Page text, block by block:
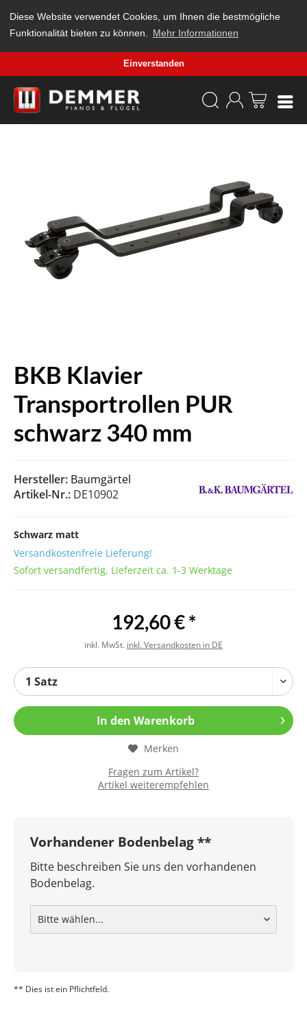
Diese Website verwendet Cookies, um Ihnen die bestmögliche
Funktionalität bieten zu können.
Mehr Informationen
Einverstanden
BKB Klavier
Transportrollen PUR
schwarz 340 mm
Hersteller: Baumgärtel
Artikel-Nr.: DE10902
Schwarz matt
Versandkostenfreie Lieferung!
Sofort versandfertig, Lieferzeit ca. 1-3 Werktage
192,60 € *
inkl. MwSt. inkl. Versandkosten in DE
In den Warenkorb
Merken
Fragen zum Artikel?
Artikel weiterempfehlen
Vorhandener Bodenbelag **
Bitte beschreiben Sie uns den vorhandenen
Bodenbelag.
** Dies ist ein Pflichtfeld.